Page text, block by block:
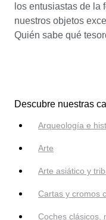
los entusiastas de la
nuestros objetos
Quién sabe qué
Descubre nuestras
Arqueología e
Arte
Arte asiático y
Cartas y cromos
Coches clásicos,